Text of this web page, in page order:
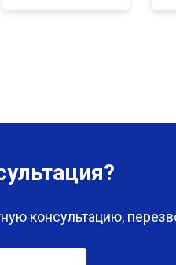
консультацию,